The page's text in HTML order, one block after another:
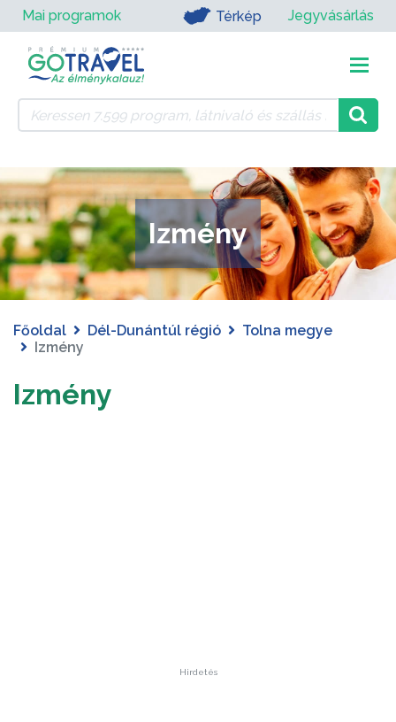
Mai programok Térkép Jegyvásárlás
Izmény
Főoldal Dél-Dunántúl régió
Tolna megye
Izmény
Izmény
Hirdetés